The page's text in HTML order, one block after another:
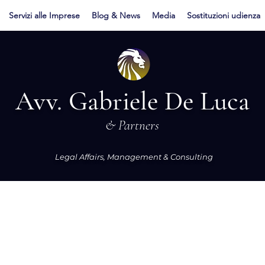
Servizi alle Imprese Blog & News Media Sostituzioni udienza
Avv. Gabriele De Luca
& Partners
Legal Affairs, Management & Consulting